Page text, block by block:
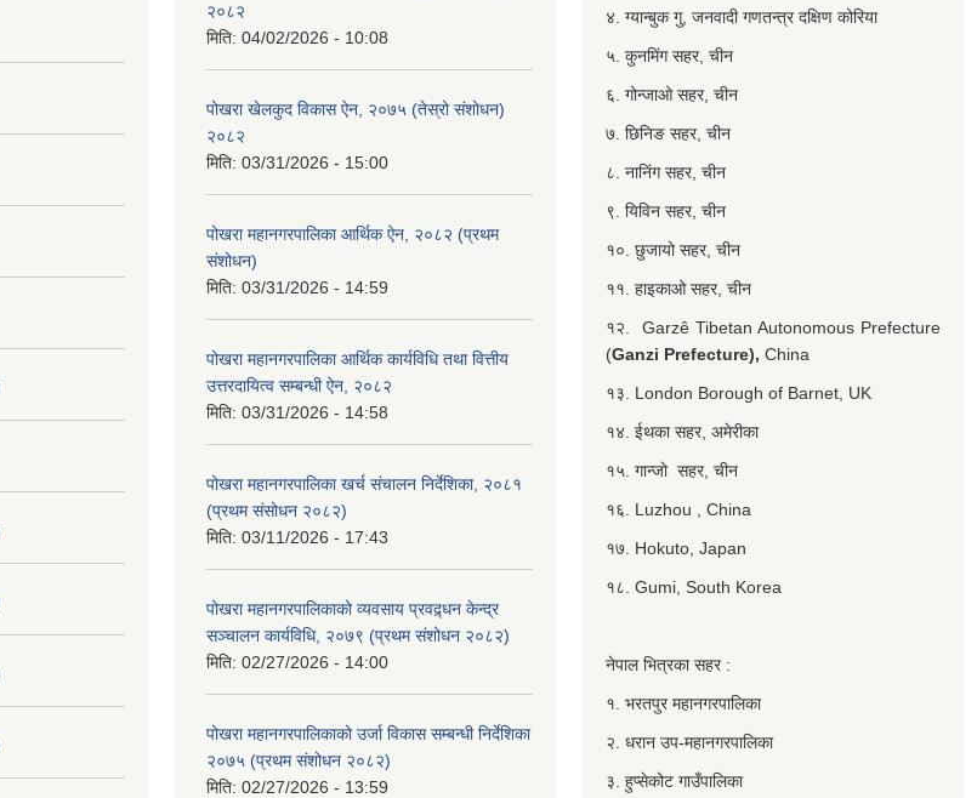
२०८२
मिति: 04/02/2026 - 10:08
पोखरा खेलकुद विकास ऐन, २०७५ (तेस्रो संशोधन)
२०८२
मिति: 03/31/2026 - 15:00
पोखरा महानगरपालिका आर्थिक ऐन, २०८२ (प्रथम
संशोधन)
मिति: 03/31/2026 - 14:59
पोखरा महानगरपालिका आर्थिक कार्यविधि तथा वित्तीय
उत्तरदायित्व सम्बन्धी ऐन, २०८२
मिति: 03/31/2026 - 14:58
पोखरा महानगरपालिका खर्च संचालन निर्देशिका, २०८१
(प्रथम संसोधन २०८२)
मिति: 03/11/2026 - 17:43
पोखरा महानगरपालिकाको व्यवसाय प्रवद्र्धन केन्द्र
सञ्चालन कार्यविधि, २०७९ (प्रथम संशोधन २०८२)
मिति: 02/27/2026 - 14:00
पोखरा महानगरपालिकाको उर्जा विकास सम्बन्धी निर्देशिका
२०७५ (प्रथम संशोधन २०८२)
मिति: 02/27/2026 - 13:59
४. ग्यान्बुक गु, जनवादी गणतन्त्र दक्षिण कोरिया
५. कुनमिंग सहर, चीन
६. गोन्जाओ सहर, चीन
७. छिनिङ सहर, चीन
८. नानिंग सहर, चीन
९. यिविन सहर, चीन
१०. छुजायो सहर, चीन
११. हाइकाओ सहर, चीन
१२. Garzê Tibetan Autonomous Prefecture
(Ganzi Prefecture), China
१३. London Borough of Barnet, UK
१४. ईथका सहर, अमेरीका
१५. गान्जो सहर, चीन
१६. Luzhou , China
१७. Hokuto, Japan
१८. Gumi, South Korea
नेपाल भित्रका सहर :
१. भरतपुर महानगरपालिका
२. धरान उप-महानगरपालिका
३. हुप्सेकोट गाउँपालिका